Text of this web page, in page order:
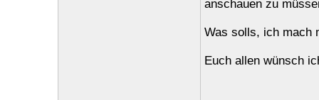
anschauen zu
Was solls, ich mach
Euch allen wünsch